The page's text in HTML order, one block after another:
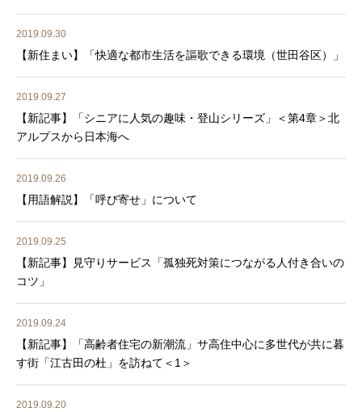
2019.09.30
【新住まい】「快適な都市生活を謳歌できる環境（世田谷区）」
2019.09.27
【新記事】「シニアに人気の趣味・登山シリーズ」＜第4章＞北
アルプスから日本海へ
2019.09.26
【用語解説】「呼び寄せ」について
2019.09.25
【新記事】見守りサービス「孤独死対策につながる人付き合いの
コツ」
2019.09.24
【新記事】「高齢者住宅の新潮流」サ高住中心に多世代が共に暮
す街「江古田の杜」を訪ねて＜1＞
2019.09.20